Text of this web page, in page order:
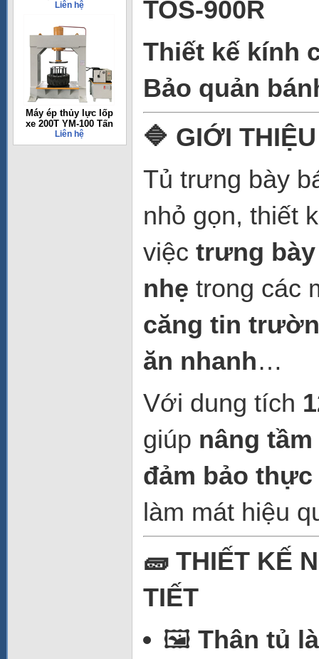
Liên hệ
Máy ép thủy lực lốp
xe 200T YM-100 Tấn
Liên hệ
TOS-900R
Thiết kế kính
Bảo quản
🔷 GIỚI
Tủ trưng bày
nhỏ gọn, thiết
việc trưng
nhẹ trong các
căng tin
ăn nhanh…
Với dung tích
giúp nâng
đảm bảo
làm mát hiệu
🧱 THIẾT KẾ
TIẾT
🖼️ Thân tủ